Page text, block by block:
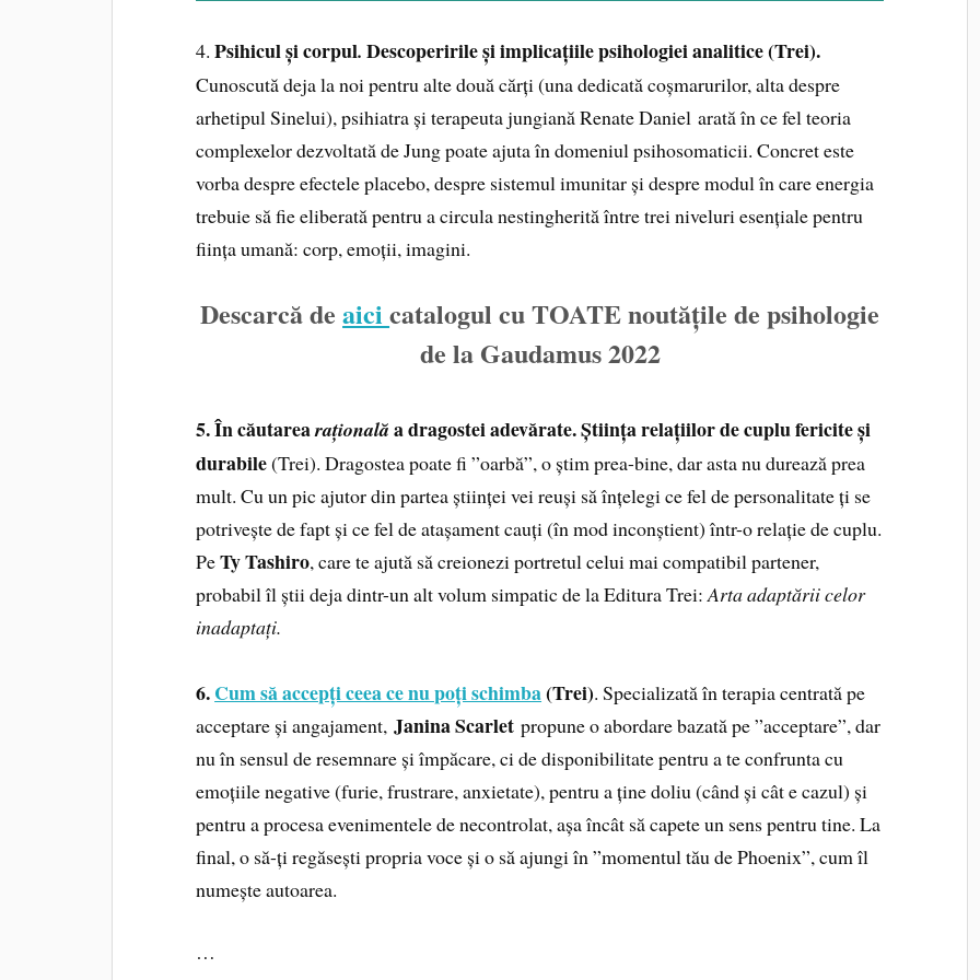
4.Psihicul și corpul.Descoperirile și implicațiile psihologiei analitice (Trei).
Cunoscută deja la noi pentru alte două cărți (una dedicată coșmarurilor, alta despre
arhetipul Sinelui), psihiatra și terapeuta jungiană Renate Daniel arată în ce fel teoria
complexelor dezvoltată de Jung poate ajuta în domeniul psihosomaticii. Concret este
vorba despre efectele placebo, despre sistemul imunitar și despre modul în care energia
trebuie să fie eliberată pentru a circula nestingherită între trei niveluri esențiale pentru
ființa umană: corp, emoții, imagini.
Descarcă deaicicatalogul cu TOATE noutățile de psihologie
de la Gaudamus 2022
5. În căutarearațională a dragostei adevărate. Știința relațiilor de cuplu fericite și
durabile(Trei). Dragostea poate fi ”oarbă”, o știm prea-bine, dar asta nu durează prea
mult. Cu un pic ajutor din partea științei vei reuși să înțelegi ce fel de personalitate ți se
potrivește de fapt și ce fel de atașament cauți (în mod inconștient) într-o relație de cuplu.
PeTy Tashiro, care te ajută să creionezi portretul celui mai compatibil partener,
probabil îl știi deja dintr-un alt volum simpatic de la Editura Trei:Arta adaptării celor
inadaptați.
6.Cum să accepți ceea ce nu poți schimba(Trei). Specializată în terapia centrată pe
acceptare și angajament,Janina Scarlet propune o abordare bazată pe ”acceptare”, dar
nu în sensul de resemnare și împăcare, ci de disponibilitate pentru a te confrunta cu
emoțiile negative (furie, frustrare, anxietate), pentru a ține doliu (când și cât e cazul) și
pentru a procesa evenimentele de necontrolat, așa încât să capete un sens pentru tine. La
final, o să-ți regăsești propria voce și o să ajungi în ”momentul tău de Phoenix”, cum îl
numește autoarea.
…